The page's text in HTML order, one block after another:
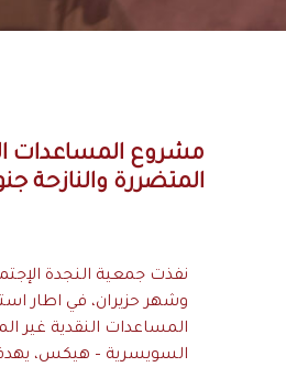
مشروع المساعدات
المتضررة والنازحة
نفذت جمعية النجدة
وشهر حزيران، في اطار
المساعدات النقدية غير
السويسرية – هيكس،